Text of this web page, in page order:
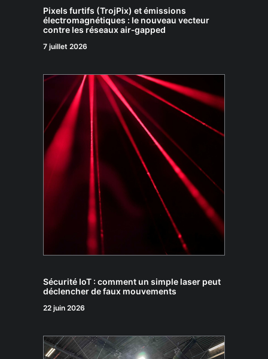
Pixels furtifs (TrojPix) et émissions
électromagnétiques : le nouveau vecteur
contre les réseaux air‑gapped
7 juillet 2026
Sécurité IoT : comment un simple laser peut
déclencher de faux mouvements
22 juin 2026